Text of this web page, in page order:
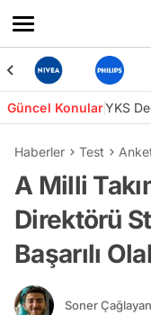
Güncel KonularYKS
Haberler Test
A Milli
Direktörü
Başarılı
Soner Çağlayan